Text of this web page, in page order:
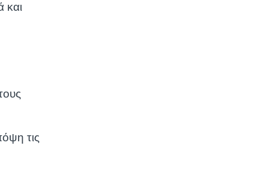
και
τις